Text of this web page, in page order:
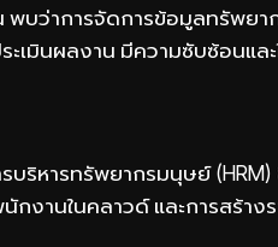
บว่าการจัดการข้อมูลทรัพยา
เมินผลงาน มีความซับซ้อนแล
บริหารทรัพยากรมนุษย์
กงานในคลาวด์ และการสร้า